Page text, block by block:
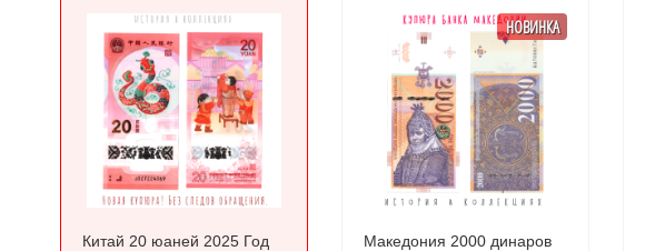
Китай 20 юаней 2025 Год
НОВИНКА
Македония 2000 динаров